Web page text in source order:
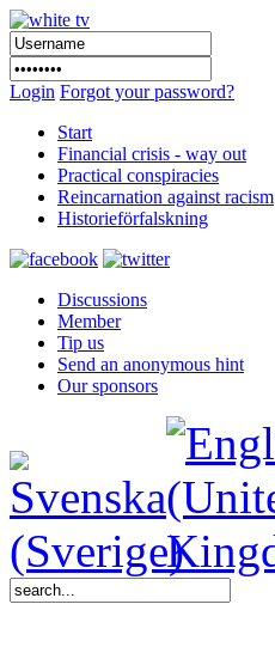
Login Forgot your password?
Start
Financial crisis - way out
Practical conspiracies
Reincarnation against racism
Historieförfalskning
Discussions
Member
Tip us
Send an anonymous hint
Our sponsors